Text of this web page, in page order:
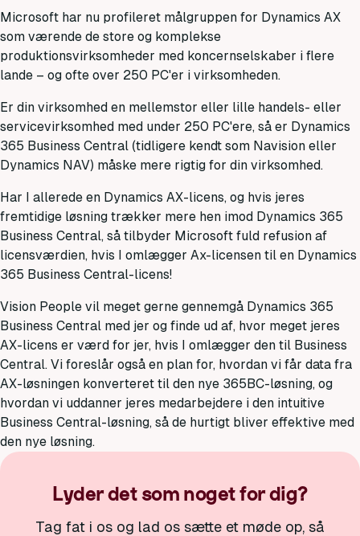
Microsoft har nu profileret målgruppen for Dynamics AX
som værende de store og komplekse
produktionsvirksomheder med koncernselskaber i flere
lande – og ofte over 250 PC'er i virksomheden.
Er din virksomhed en mellemstor eller lille handels- eller
servicevirksomhed med under 250 PC'ere, så er Dynamics
365 Business Central (tidligere kendt som Navision eller
Dynamics NAV) måske mere rigtig for din virksomhed.
Har I allerede en Dynamics AX-licens, og hvis jeres
fremtidige løsning trækker mere hen imod Dynamics 365
Business Central, så tilbyder Microsoft fuld refusion af
licensværdien, hvis I omlægger Ax-licensen til en Dynamics
365 Business Central-licens!
Vision People vil meget gerne gennemgå Dynamics 365
Business Central med jer og finde ud af, hvor meget jeres
AX-licens er værd for jer, hvis I omlægger den til Business
Central. Vi foreslår også en plan for, hvordan vi får data fra
AX-løsningen konverteret til den nye 365BC-løsning, og
hvordan vi uddanner jeres medarbejdere i den intuitive
Business Central-løsning, så de hurtigt bliver effektive med
den nye løsning.
Lyder det som noget for dig?
Tag fat i os og lad os sætte et møde op, så